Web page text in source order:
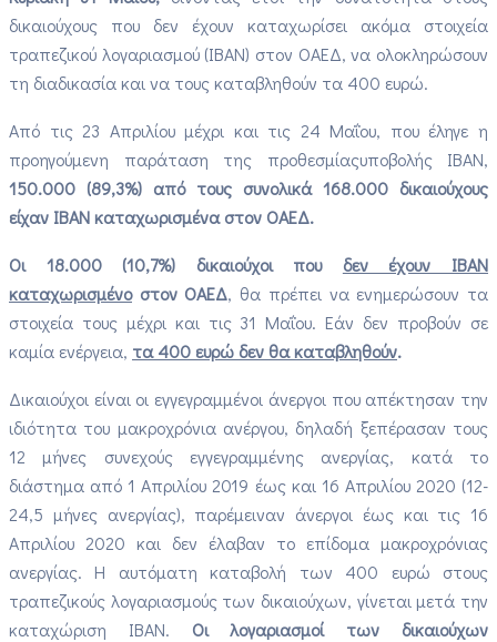
δικαιούχους που δεν έχουν καταχωρίσει ακόμα στοιχεία
τραπεζικού λογαριασμού (IBAN) στον ΟΑΕΔ, να ολοκληρώσουν
τη διαδικασία και να τους καταβληθούν τα 400 ευρώ.
Από τις 23 Απριλίου μέχρι και τις 24 Μαΐου, που έληγε η
προηγούμενη παράταση της προθεσμίαςυποβολής ΙΒΑΝ,
150.000 (89,3%) από τους συνολικά 168.000 δικαιούχους
είχαν IBAN καταχωρισμένα στον ΟΑΕΔ.
Οι 18.000 (10,7%) δικαιούχοι που δεν έχουν IBAN
καταχωρισμένοστον ΟΑΕΔ, θα πρέπει να ενημερώσουν τα
στοιχεία τους μέχρι και τις 31 Μαΐου. Εάν δεν προβούν σε
καμία ενέργεια, τα 400 ευρώ δεν θα καταβληθούν.
Δικαιούχοι είναι οι εγγεγραμμένοι άνεργοι που απέκτησαν την
ιδιότητα του μακροχρόνια ανέργου, δηλαδή ξεπέρασαν τους
12 μήνες συνεχούς εγγεγραμμένης ανεργίας, κατά το
διάστημα από 1 Απριλίου 2019 έως και 16 Απριλίου 2020 (12-
24,5 μήνες ανεργίας), παρέμειναν άνεργοι έως και τις 16
Απριλίου 2020 και δεν έλαβαν το επίδομα μακροχρόνιας
ανεργίας. Η αυτόματη καταβολή των 400 ευρώ στους
τραπεζικούς λογαριασμούς των δικαιούχων, γίνεται μετά την
καταχώριση IBAN. Οι λογαριασμοί των δικαιούχων